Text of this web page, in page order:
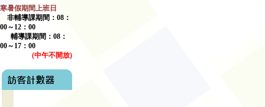
寒暑假期間上班日
非輔導課期間： 08 ：
00～ 12 ： 00
輔導課期間： 08 ：
00～17：00
(中午不開放)